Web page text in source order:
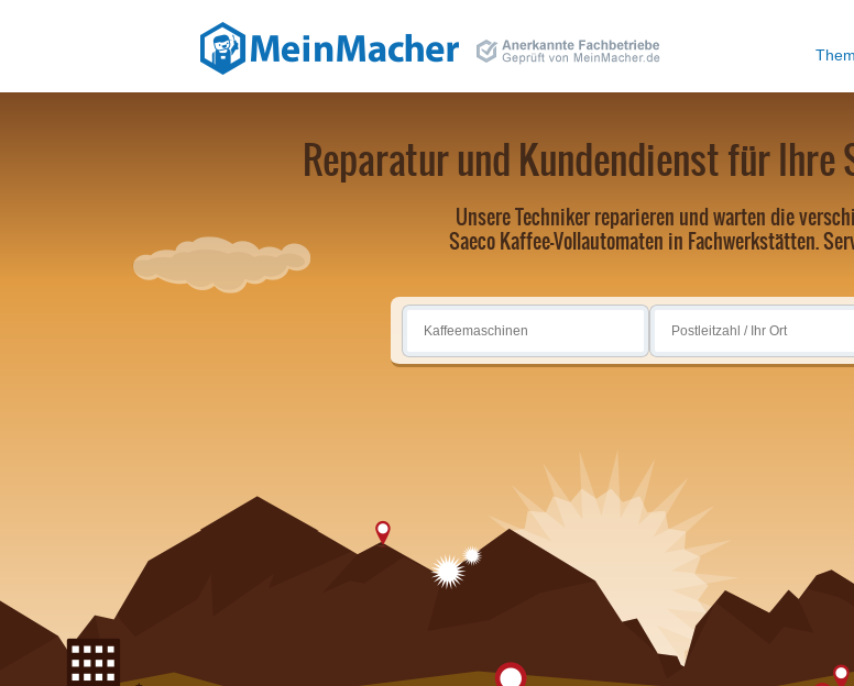
Reparatur und Kundendienst für Ihre
Unsere Techniker reparieren und warten die
Saeco Kaffee-Vollautomaten in Fachwerkstätten.